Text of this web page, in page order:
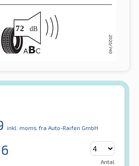
inkl. moms fra Auto-Raifen GmbH
Antal